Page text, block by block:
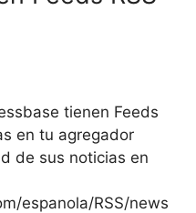
tienen Feeds
en tu agregador
de sus noticias en
espanola/RSS/news